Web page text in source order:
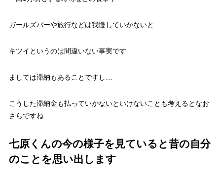
ガールズバーや旅行などは我慢していかないと
キツイというのは間違いない事実です
ましては滞納もあることですし…
こうした滞納金も払っていかないといけないことも考えるとなお
さらですね
七原くんの今の様子を見ていると昔の自分
のことを思い出します